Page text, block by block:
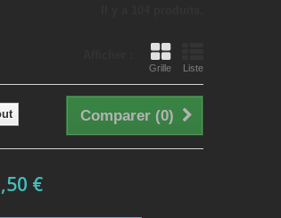
Grille Liste
Comparer (0)
€